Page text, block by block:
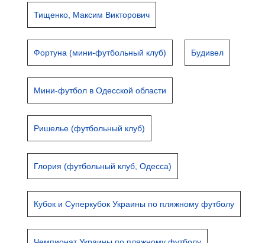
Тищенко, Максим Викторович
Фортуна (мини-футбольный клуб) Будивел
Мини-футбол в Одесской области
Ришелье (футбольный клуб)
Глория (футбольный клуб, Одесса)
Кубок и Суперкубок Украины по пляжному футболу